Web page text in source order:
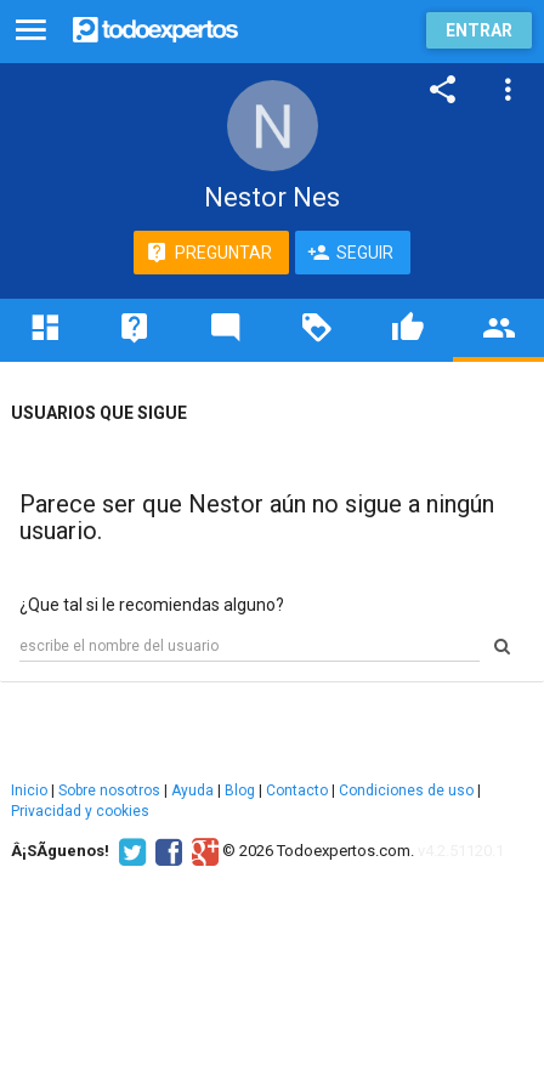
ENTRAR
Nestor Nes
PREGUNTAR SEGUIR
USUARIOS QUE SIGUE
Parece ser que Nestor aún no sigue a ningún
usuario.
¿Que tal si le recomiendas alguno?
Inicio Sobre nosotros Ayuda Blog Contacto Condiciones de uso
Privacidad y cookies
Â¡SÃ­guenos! © 2026 Todoexpertos.com.